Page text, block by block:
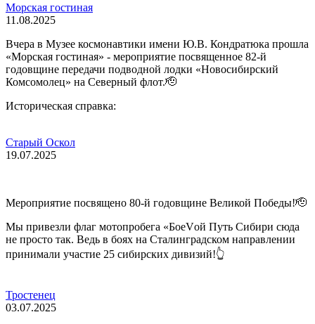
Морская гостиная
11.08.2025
Вчера в Музее космонавтики имени Ю.В. Кондратюка прошла
«Морская гостиная» - мероприятие посвященное 82-й
годовщине передачи подводной лодки «Новосибирский
Комсомолец» на Северный флот.🫡
Историческая справка:
Старый Оскол
19.07.2025
Мероприятие посвящено 80-й годовщине Великой Победы!🫡
Мы привезли флаг мотопробега «БоеVой Путь Сибири сюда
не просто так. Ведь в боях на Сталинградском направлении
принимали участие 25 сибирских дивизий!👆
Тростенец
03.07.2025